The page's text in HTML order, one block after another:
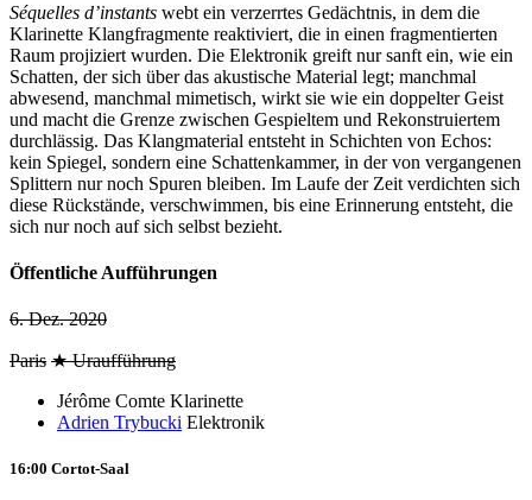
Séquelles d’instants webt ein verzerrtes Gedächtnis, in dem die
Klarinette Klangfragmente reaktiviert, die in einen fragmentierten
Raum projiziert wurden. Die Elektronik greift nur sanft ein, wie ein
Schatten, der sich über das akustische Material legt; manchmal
abwesend, manchmal mimetisch, wirkt sie wie ein doppelter Geist
und macht die Grenze zwischen Gespieltem und Rekonstruiertem
durchlässig. Das Klangmaterial entsteht in Schichten von Echos:
kein Spiegel, sondern eine Schattenkammer, in der von vergangenen
Splittern nur noch Spuren bleiben. Im Laufe der Zeit verdichten sich
diese Rückstände, verschwimmen, bis eine Erinnerung entsteht, die
sich nur noch auf sich selbst bezieht.
Öffentliche Aufführungen
6. Dez. 2020
Paris ★ Uraufführung
Jérôme Comte Klarinette
Adrien Trybucki Elektronik
16:00 Cortot-Saal